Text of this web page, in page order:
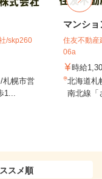
/skp260
札幌市営
マンシ
住友不動産
06a
時給
北海道札
南北線「